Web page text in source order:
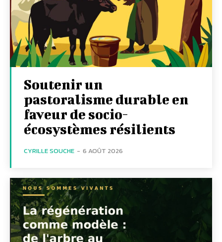
Soutenir un
pastoralisme durable en
faveur de socio-
écosystèmes résilients
CYRILLE SOUCHE - 6 AOÛT 2026